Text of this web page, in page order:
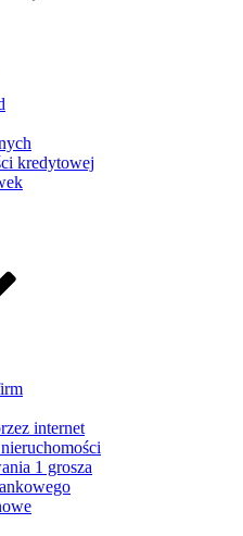
kredytowej
internet
1 grosza